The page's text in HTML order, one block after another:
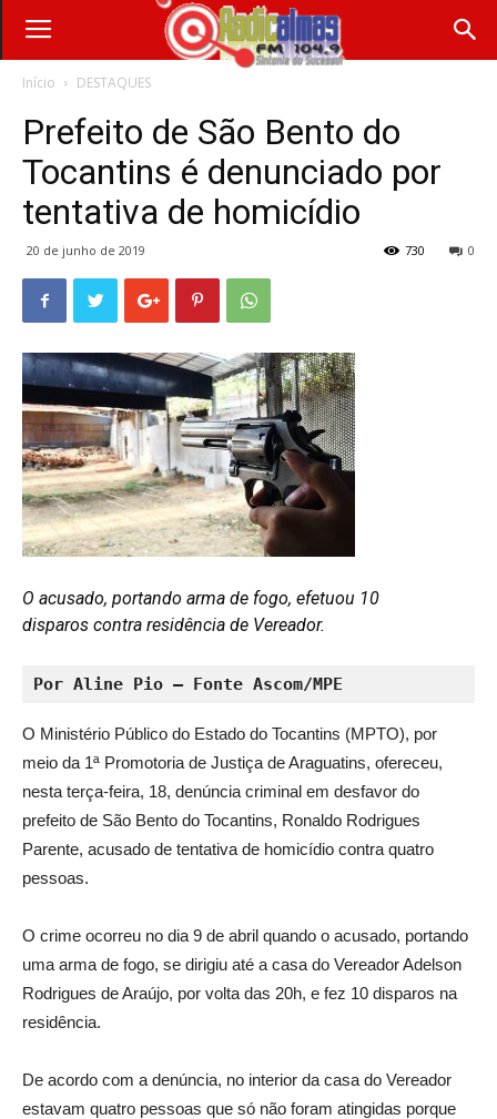
Início DESTAQUES
Prefeito de São Bento do
Tocantins é denunciado por
tentativa de homicídio
20 de junho de 2019 0
730
O acusado, portando arma de fogo, efetuou 10
disparos contra residência de Vereador.
Por Aline Pio – Fonte Ascom/MPE
O Ministério Público do Estado do Tocantins (MPTO), por
meio da 1ª Promotoria de Justiça de Araguatins, ofereceu,
nesta terça-feira, 18, denúncia criminal em desfavor do
prefeito de São Bento do Tocantins, Ronaldo Rodrigues
Parente, acusado de tentativa de homicídio contra quatro
pessoas.
O crime ocorreu no dia 9 de abril quando o acusado, portando
uma arma de fogo, se dirigiu até a casa do Vereador Adelson
Rodrigues de Araújo, por volta das 20h, e fez 10 disparos na
residência.
De acordo com a denúncia, no interior da casa do Vereador
estavam quatro pessoas que só não foram atingidas porque